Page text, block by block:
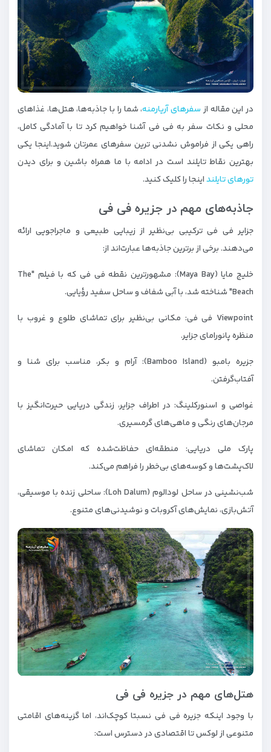
در این مقاله از سفرهای آریارمنه، شما را با جاذبه‌ها، هتل‌ها، غذاهای
محلی و نکات سفر به فی فی آشنا خواهیم کرد تا با آمادگی کامل،
راهی یکی از فراموش‌ نشدنی‌ ترین سفرهای عمرتان شوید.اینجا یکی
بهترین نقاط تایلند است در ادامه با ما همراه باشین و برای دیدن
تورهای تایلنداینجا را کلیک کنید.
جاذبه‌های مهم در جزیره فی فی
جزایر فی‌ فی ترکیبی بی‌نظیر از زیبایی طبیعی و ماجراجویی ارائه
می‌دهند. برخی از برترین جاذبه‌ها عبارت‌اند از:
خلیج مایا (Maya Bay): مشهورترین نقطه فی‌ فی که با فیلم "The
Beach" شناخته شد، با آبی شفاف و ساحل سفید رؤیایی.
Viewpoint فی فی: مکانی بی‌نظیر برای تماشای طلوع و غروب با
منظره پانورامای جزایر.
جزیره بامبو (Bamboo Island): آرام و بکر، مناسب برای شنا و
آفتاب‌گرفتن.
غواصی و اسنورکلینگ: در اطراف جزایر، زندگی دریایی حیرت‌انگیز با
مرجان‌های رنگی و ماهی‌های گرمسیری.
پارک ملی دریایی: منطقه‌ای حفاظت‌شده که امکان تماشای
لاک‌پشت‌ها و کوسه‌های بی‌خطر را فراهم می‌کند.
شب‌نشینی در ساحل لودالوم (Loh Dalum): ساحلی زنده با موسیقی،
آتش‌بازی، نمایش‌های آکروبات و نوشیدنی‌های متنوع.
هتل‌های مهم در جزیره فی فی
با وجود اینکه جزیره فی فی نسبتا کوچک‌اند، اما گزینه‌های اقامتی
متنوعی از لوکس تا اقتصادی در دسترس است: